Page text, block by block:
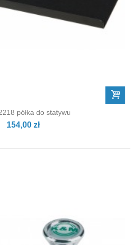
półka do statywu
154,00 zł